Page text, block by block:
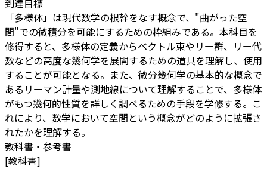
到達目標
「多様体」は現代数学の根幹をなす概念で、"曲がった空
間"での微積分を可能にするための枠組みである。本科目を
修得すると、多様体の定義からベクトル束やリー群、リー代
数などの高度な幾何学を展開するための道具を理解し、使用
することが可能となる。また、微分幾何学の基本的な概念で
あるリーマン計量や測地線について理解することで、多様体
がもつ幾何的性質を詳しく調べるための手段を学修する。こ
れにより、数学において空間という概念がどのように拡張さ
れたかを理解する。
教科書・参考書
[教科書]